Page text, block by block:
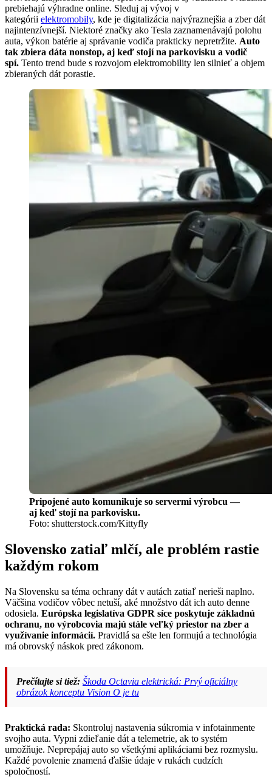
prebiehajú výhradne online. Sleduj aj vývoj v
kategórii elektromobily, kde je digitalizácia najvýraznejšia a zber dát
najintenzívnejší. Niektoré značky ako Tesla zaznamenávajú polohu
auta, výkon batérie aj správanie vodiča prakticky nepretržite. Auto
tak zbiera dáta nonstop, aj keď stojí na parkovisku a vodič
spí. Tento trend bude s rozvojom elektromobility len silnieť a objem
zbieraných dát porastie.
Pripojené auto komunikuje so servermi výrobcu —
aj keď stojí na parkovisku.
Foto: shutterstock.com/Kittyfly
Slovensko zatiaľ mlčí, ale problém rastie
každým rokom
Na Slovensku sa téma ochrany dát v autách zatiaľ nerieši naplno.
Väčšina vodičov vôbec netuší, aké množstvo dát ich auto denne
odosiela. Európska legislatíva GDPR síce poskytuje základnú
ochranu, no výrobcovia majú stále veľký priestor na zber a
využívanie informácií. Pravidlá sa ešte len formujú a technológia
má obrovský náskok pred zákonom.
Prečítajte si tiež: Škoda Octavia elektrická: Prvý oficiálny
obrázok konceptu Vision O je tu
Praktická rada: Skontroluj nastavenia súkromia v infotainmente
svojho auta. Vypni zdieľanie dát a telemetrie, ak to systém
umožňuje. Neprepájaj auto so všetkými aplikáciami bez rozmyslu.
Každé povolenie znamená ďalšie údaje v rukách cudzích
spoločností.